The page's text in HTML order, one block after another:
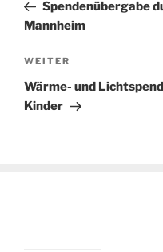
Spendenübergabe
Mannheim
Nächster
Beitrag
WEITER
Wärme- und
Kinder